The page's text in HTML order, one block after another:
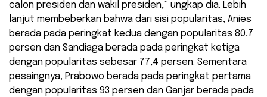
calon presiden dan wakil presiden,” ungkap dia. Lebih
lanjut membeberkan bahwa dari sisi popularitas, Anies
berada pada peringkat kedua dengan popularitas 80,7
persen dan Sandiaga berada pada peringkat ketiga
dengan popularitas sebesar 77,4 persen. Sementara
pesaingnya, Prabowo berada pada peringkat pertama
dengan popularitas 93 persen dan Ganjar berada pada